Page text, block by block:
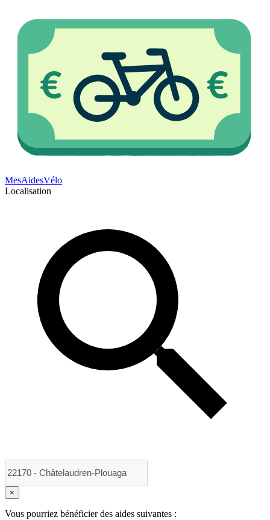
MesAidesVélo
Localisation
×
Vous pourriez bénéficier des aides suivantes :